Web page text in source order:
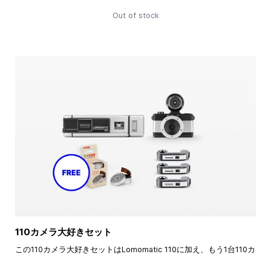
Out of stock
110カメラ大好きセット
この110カメラ大好きセットはLomomatic 110に加え、もう1台110カ